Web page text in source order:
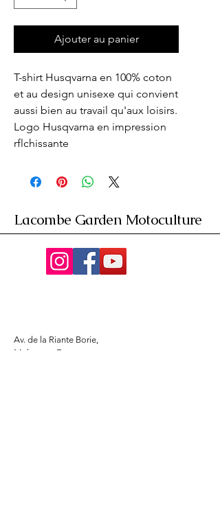
Ajouter au panier
T-shirt Husqvarna en 100% coton
et au design unisexe qui convient
aussi bien au travail qu'aux loisirs.
Logo Husqvarna en impression
rflchissante
Lacombe Garden Motoculture
Av. de la Riante Borie,
Malemort, France